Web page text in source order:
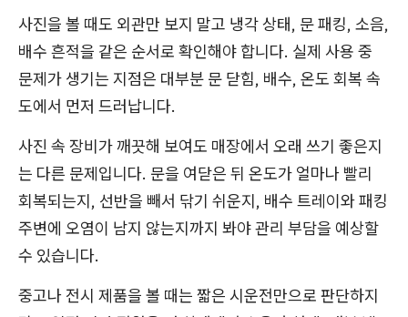
사진을 볼 때도 외관만 보지 말고 냉각 상태, 문 패킹, 소음,
배수 흔적을 같은 순서로 확인해야 합니다. 실제 사용 중
문제가 생기는 지점은 대부분 문 닫힘, 배수, 온도 회복 속
도에서 먼저 드러납니다.
사진 속 장비가 깨끗해 보여도 매장에서 오래 쓰기 좋은지
는 다른 문제입니다. 문을 여닫은 뒤 온도가 얼마나 빨리
회복되는지, 선반을 빼서 닦기 쉬운지, 배수 트레이와 패킹
주변에 오염이 남지 않는지까지 봐야 관리 부담을 예상할
수 있습니다.
중고나 전시 제품을 볼 때는 짧은 시운전만으로 판단하지